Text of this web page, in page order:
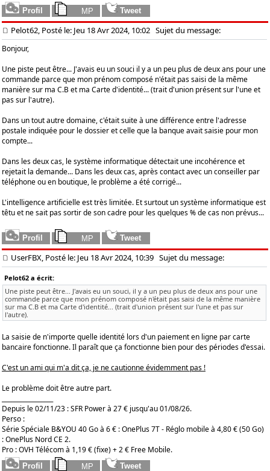
Pelot62, Posté le: Jeu 18 Avr 2024, 10:02 Sujet du message:
Bonjour,
Une piste peut être... J'avais eu un souci il y a un peu plus de deux ans pour une
commande parce que mon prénom composé n'était pas saisi de la même
manière sur ma C.B et ma Carte d'identité... (trait d'union présent sur l'une et
pas sur l'autre).
Dans un tout autre domaine, c'était suite à une différence entre l'adresse
postale indiquée pour le dossier et celle que la banque avait saisie pour mon
compte...
Dans les deux cas, le système informatique détectait une incohérence et
rejetait la demande... Dans les deux cas, après contact avec un conseiller par
téléphone ou en boutique, le problème a été corrigé...
L'intelligence artificielle est très limitée. Et surtout un système informatique est
têtu et ne sait pas sortir de son cadre pour les quelques % de cas non prévus...
UserFBX, Posté le: Jeu 18 Avr 2024, 10:39 Sujet du message:
Pelot62 a écrit:
Une piste peut être... J'avais eu un souci, il y a un peu plus de deux ans pour une
commande parce que mon prénom composé n'était pas saisi de la même manière
sur ma C.B et ma Carte d'identité... (trait d'union présent sur l'une et pas sur
l'autre).
La saisie de n'importe quelle identité lors d'un paiement en ligne par carte
bancaire fonctionne. Il paraît que ça fonctionne bien pour des périodes d'essai.
C'est un ami qui m'a dit ça, je ne cautionne évidemment pas !
Le problème doit être autre part.
Depuis le 02/11/23 : SFR Power à 27 € jusqu'au 01/08/26.
Perso :
Série Spéciale B&YOU 40 Go à 6 € : OnePlus 7T - Réglo mobile à 4,80 € (50 Go)
: OnePlus Nord CE 2.
Pro : OVH Télécom à 1,19 € (fixe) + 2 € Free Mobile.